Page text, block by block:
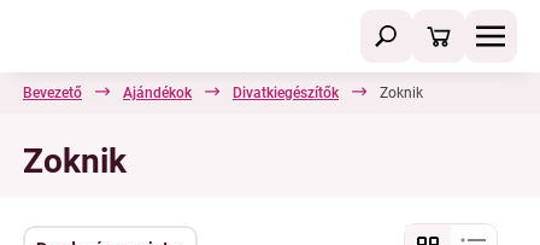
Bevezető Ajándékok Divatkiegészítők Zoknik
Zoknik